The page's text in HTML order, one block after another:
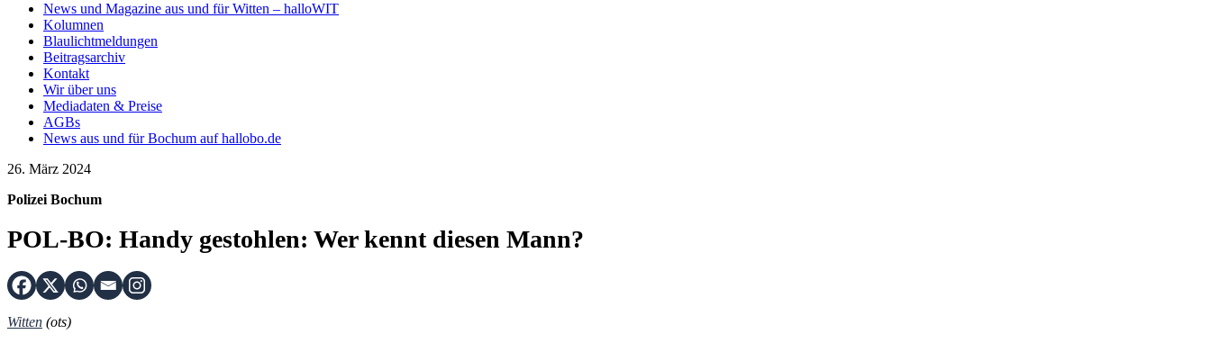
News und Magazine aus und für Witten – halloWIT
Kolumnen
Blaulichtmeldungen
Beitragsarchiv
Kontakt
Wir über uns
Mediadaten & Preise
AGBs
News aus und für Bochum auf hallobo.de
26. März 2024
Polizei Bochum
POL-BO: Handy gestohlen: Wer kennt diesen Mann?
Witten (ots)